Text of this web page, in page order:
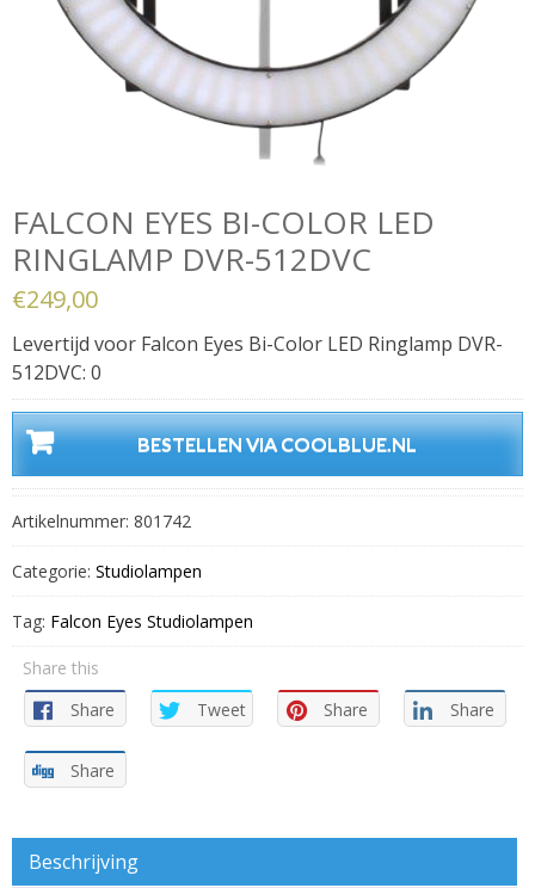
FALCON EYES BI-COLOR LED
RINGLAMP DVR-512DVC
€249,00
Levertijd voor Falcon Eyes Bi-Color LED Ringlamp DVR-
512DVC: 0
BESTELLEN VIA COOLBLUE.NL
Artikelnummer: 801742
Categorie: Studiolampen
Tag: Falcon Eyes Studiolampen
Share this
Share
Tweet Share Share
Share
Beschrijving